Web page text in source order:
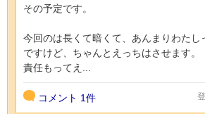
その予定です。
今回のは長くて暗くて、あんまりわたし
ですけど、ちゃんとえっちはさせます。
責任もってえ...
コメント 1件